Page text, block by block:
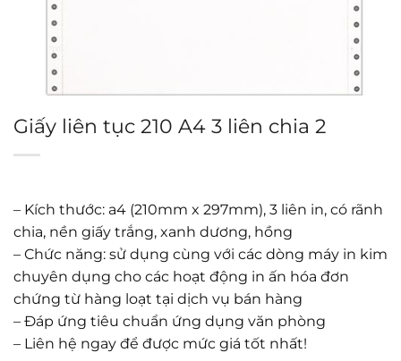
Giấy liên tục 210 A4 3 liên chia 2
– Kích thước: a4 (210mm x 297mm), 3 liên in, có rãnh
chia, nền giấy trắng, xanh dương, hồng
– Chức năng: sử dụng cùng với các dòng máy in kim
chuyên dụng cho các hoạt động in ấn hóa đơn
chứng từ hàng loạt tại dịch vụ bán hàng
– Đáp ứng tiêu chuẩn ứng dụng văn phòng
– Liên hệ ngay để được mức giá tốt nhất!